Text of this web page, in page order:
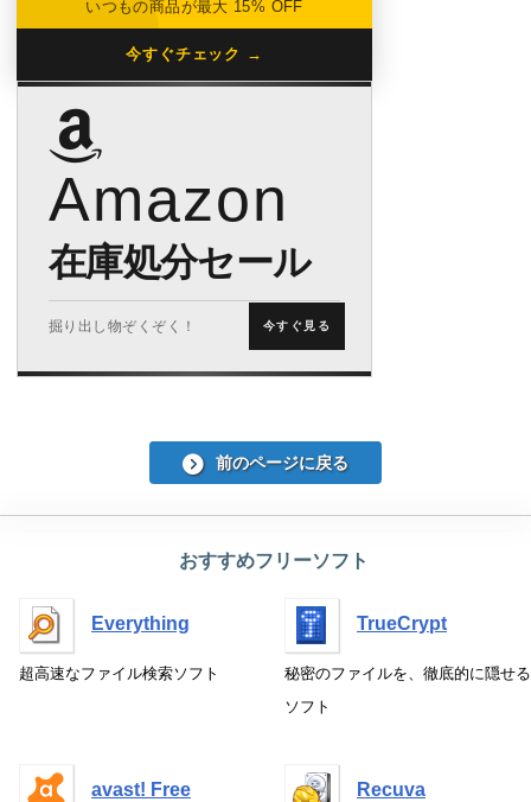
いつもの商品が最大 15% OFF
今すぐチェック →
Amazon
在庫処分セール
掘り出し物ぞくぞく！ 今すぐ見る
前のページに戻る
おすすめフリーソフト
Everything
超高速なファイル検索ソフト
TrueCrypt
秘密のファイルを、徹底的に隠せる
ソフト
avast! Free Recuva